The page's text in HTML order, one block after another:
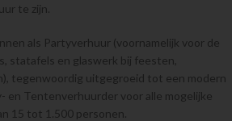
te zijn.
als Partyverhuur (voornamelijk voor de
statafels en glaswerk bij feesten,
tegenwoordig uitgegroeid tot een modern
en Tentenverhuurder voor alle mogelijke
15 tot 1.500 personen.